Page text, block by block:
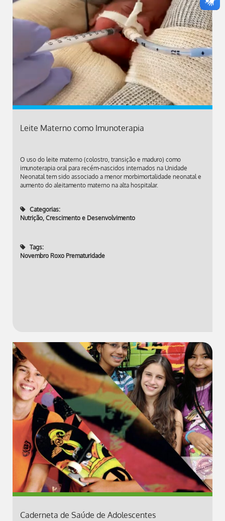
Leite Materno como Imunoterapia
O uso do leite materno (colostro, transição e maduro) como
imunoterapia oral para recém-nascidos internados na Unidade
Neonatal tem sido associado a menor morbimortalidade neonatal e
aumento do aleitamento materno na alta hospitalar.
Categorias:
Nutrição, Crescimento e Desenvolvimento
Tags:
Novembro Roxo Prematuridade
Caderneta de Saúde de Adolescentes